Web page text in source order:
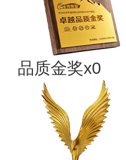
品质金奖x0